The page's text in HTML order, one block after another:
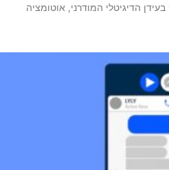
הדיגיטלי המודרני, אוטומציה